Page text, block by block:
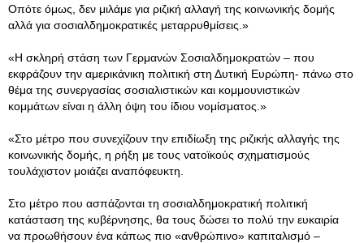
Οπότε όμως, δεν μιλάμε για ριζική αλλαγή της κοινωνικής δομής
αλλά για σοσιαλδημοκρατικές μεταρρυθμίσεις.»
«Η σκληρή στάση των Γερμανών Σοσιαλδημοκρατών – που
εκφράζουν την αμερικάνικη πολιτική στη Δυτική Ευρώπη- πάνω στο
θέμα της συνεργασίας σοσιαλιστικών και κομμουνιστικών
κομμάτων είναι η άλλη όψη του ίδιου νομίσματος.»
«Στο μέτρο που συνεχίζουν την επιδίωξη της ριζικής αλλαγής της
κοινωνικής δομής, η ρήξη με τους νατοϊκούς σχηματισμούς
τουλάχιστον μοιάζει αναπόφευκτη.
Στο μέτρο που ασπάζονται τη σοσιαλδημοκρατική πολιτική
κατάσταση της κυβέρνησης, θα τους δώσει το πολύ την ευκαιρία
να προωθήσουν ένα κάπως πιο «ανθρώπινο» καπιταλισμό –